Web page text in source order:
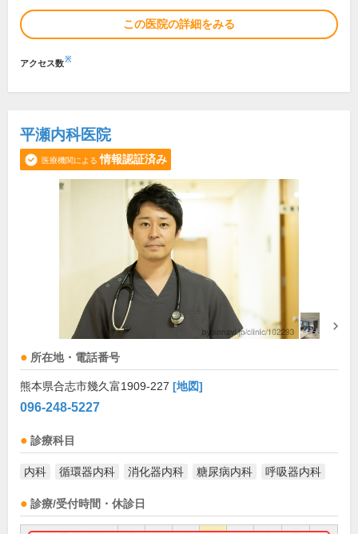
この医院の詳細をみる
アクセス数※
平瀬内科医院
医療機関による 情報認証済み
所在地・電話番号
熊本県合志市幾久富1909-227 [地図]
096-248-5227
診療科目
内科 循環器内科 消化器内科 糖尿病内科 呼吸器内科
診療/受付時間・休診日